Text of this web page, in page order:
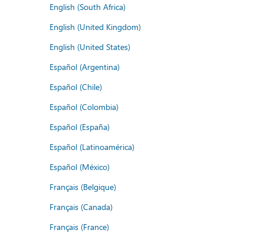
English (South Africa)
English (United Kingdom)
English (United States)
Español (Argentina)
Español (Chile)
Español (Colombia)
Español (España)
Español (Latinoamérica)
Español (México)
Français (Belgique)
Français (Canada)
Français (France)